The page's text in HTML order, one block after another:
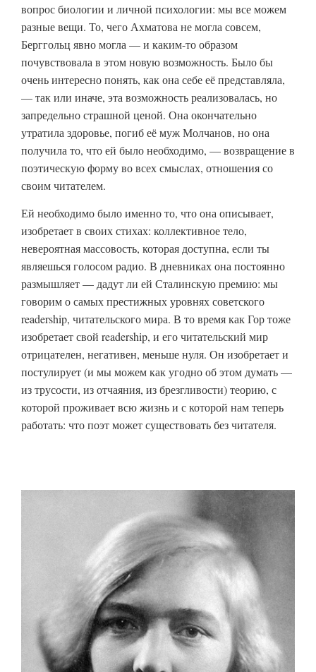
вопрос биологии и личной психологии: мы все можем
разные вещи. То, чего Ахматова не могла совсем,
Берггольц явно могла — и каким-то образом
почувствовала в этом новую возможность. Было бы
очень интересно понять, как она себе её представляла,
— так или иначе, эта возможность реализовалась, но
запредельно страшной ценой. Она окончательно
утратила здоровье, погиб её муж Молчанов, но она
получила то, что ей было необходимо, — возвращение в
поэтическую форму во всех смыслах, отношения со
своим читателем.
Ей необходимо было именно то, что она описывает,
изобретает в своих стихах: коллективное тело,
невероятная массовость, которая доступна, если ты
являешься голосом радио. В дневниках она постоянно
размышляет — дадут ли ей Сталинскую премию: мы
говорим о самых престижных уровнях советского
readership, читательского мира. В то время как Гор тоже
изобретает свой readership, и его читательский мир
отрицателен, негативен, меньше нуля. Он изобретает и
постулирует (и мы можем как угодно об этом думать —
из трусости, из отчаяния, из брезгливости) теорию, с
которой проживает всю жизнь и с которой нам теперь
работать: что поэт может существовать без читателя.